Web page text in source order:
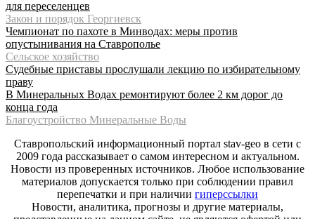
для переселенцев
Закон и порядок Георгиевск
Чемпионат по пахоте в Минводах: меры против
опустынивания на Ставрополье
Сельское хозяйство
Судебные приставы прослушали лекцию по избирательному
праву
В Минеральных Водах ремонтируют более 2 км дорог до
конца года
Благоустройство Минеральные Воды
Ставропольский информационный портал stav-geo в сети с
2009 года рассказывает о самом интересном и актуальном.
Новости из проверенных источников. Любое использование
материалов допускается только при соблюдении правил
перепечатки и при наличии гиперссылки
Новости, аналитика, прогнозы и другие материалы,